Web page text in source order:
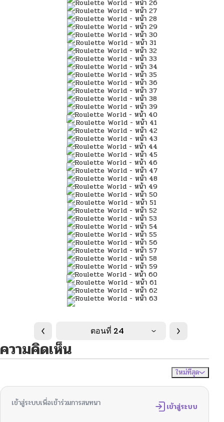
ตอนที่ 24
ความคิดเห็น
ใหม่ที่สุด
เข้าสู่ระบบเพื่อเข้าร่วมการสนทนา เข้าสู่ระบบ